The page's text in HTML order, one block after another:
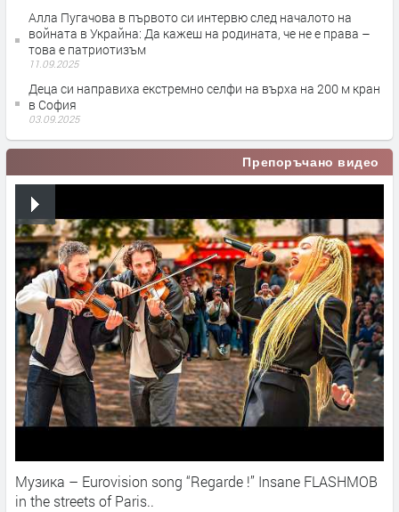
Алла Пугачова в първото си интервю след началото на
войната в Украйна: Да кажеш на родината, че не е права –
това е патриотизъм
11.09.2025
Деца си направиха екстремно селфи на върха на 200 м кран
в София
03.09.2025
Препоръчано видео
Музика – Eurovision song “Regarde !” Insane FLASHMOB
in the streets of Paris..​